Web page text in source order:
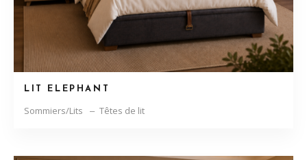
LIT ELEPHANT
Sommiers/Lits Têtes de lit